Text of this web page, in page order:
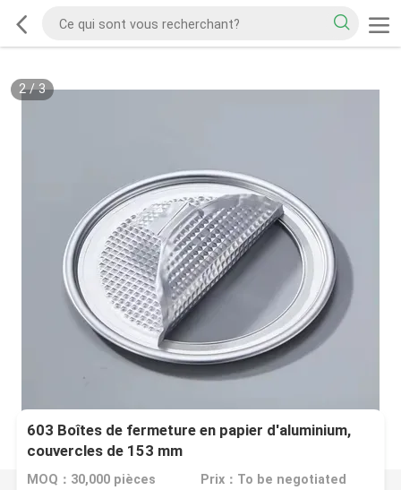
2/3
603 Boîtes de fermeture en papier d'aluminium,
couvercles de 153 mm
MOQ：30,000 pièces Prix：To be negotiated